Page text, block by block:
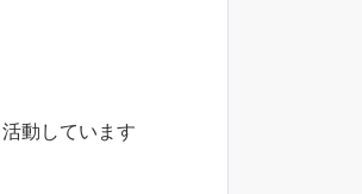
動しています